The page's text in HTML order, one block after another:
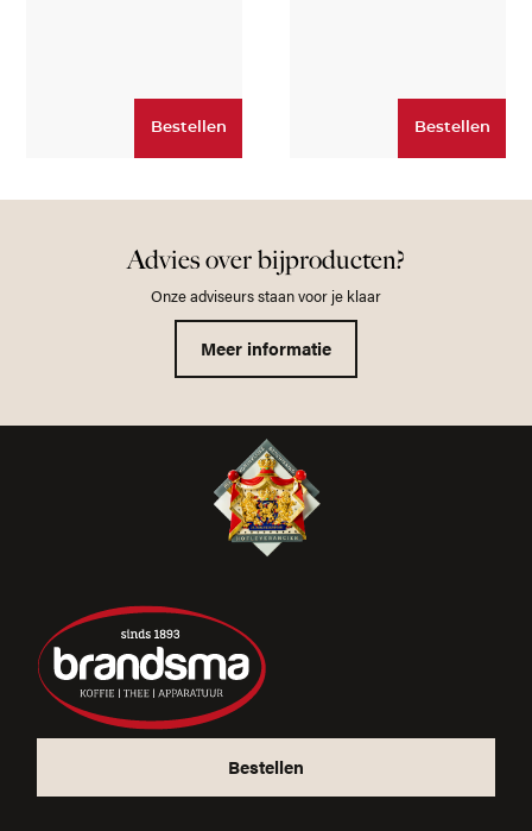
Bestellen Bestellen
Advies over bijproducten?
Onze adviseurs staan voor je klaar
Meer informatie
Bestellen